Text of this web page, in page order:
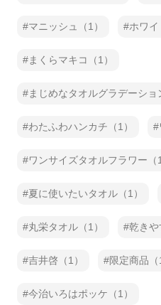
マニッシュ（1） ホワイ
まくらマキコ（1）
まじめなタオルグラデーショ
わたふわハンカチ（1）
ワンサイズタオルフラワー（1
夏に使いたいタオル（1）
丸栄タオル（1） 乾きや
吉井啓（1） 限定商品（
今治いろはポッケ（1）